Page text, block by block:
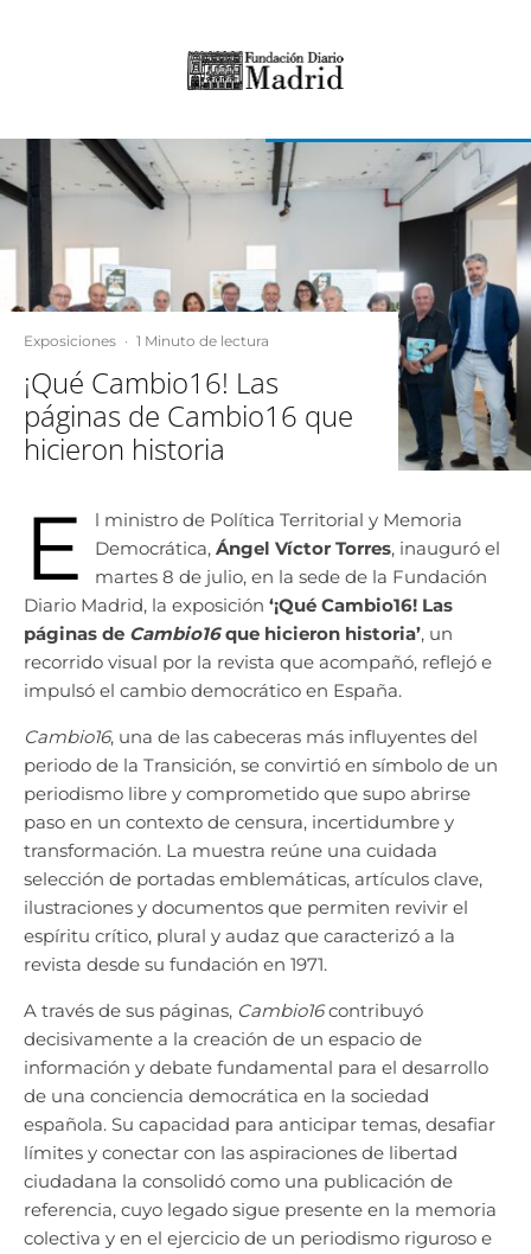
Exposiciones · 1 Minuto de lectura
¡Qué Cambio16! Las
páginas de Cambio16 que
hicieron historia
E
l ministro de Política Territorial y Memoria
Democrática, Ángel Víctor Torres, inauguró el
martes 8 de julio, en la sede de la Fundación
Diario Madrid, la exposición ‘¡Qué Cambio16! Las
páginas de Cambio16que hicieron historia’, un
recorrido visual por la revista que acompañó, reflejó e
impulsó el cambio democrático en España.
Cambio16, una de las cabeceras más influyentes del
periodo de la Transición, se convirtió en símbolo de un
periodismo libre y comprometido que supo abrirse
paso en un contexto de censura, incertidumbre y
transformación. La muestra reúne una cuidada
selección de portadas emblemáticas, artículos clave,
ilustraciones y documentos que permiten revivir el
espíritu crítico, plural y audaz que caracterizó a la
revista desde su fundación en 1971.
A través de sus páginas, Cambio16contribuyó
decisivamente a la creación de un espacio de
información y debate fundamental para el desarrollo
de una conciencia democrática en la sociedad
española. Su capacidad para anticipar temas, desafiar
límites y conectar con las aspiraciones de libertad
ciudadana la consolidó como una publicación de
referencia, cuyo legado sigue presente en la memoria
colectiva y en el ejercicio de un periodismo riguroso e